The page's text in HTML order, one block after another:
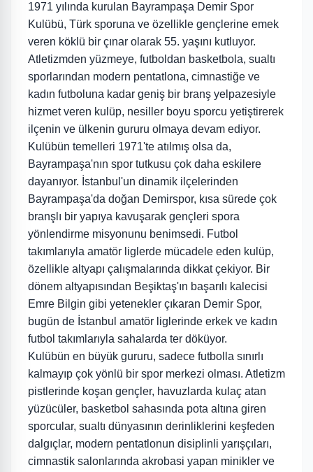
1971 yılında kurulan Bayrampaşa Demir Spor
Kulübü, Türk sporuna ve özellikle gençlerine emek
veren köklü bir çınar olarak 55. yaşını kutluyor.
Atletizmden yüzmeye, futboldan basketbola, sualtı
sporlarından modern pentatlona, cimnastiğe ve
kadın futboluna kadar geniş bir branş yelpazesiyle
hizmet veren kulüp, nesiller boyu sporcu yetiştirerek
ilçenin ve ülkenin gururu olmaya devam ediyor.
Kulübün temelleri 1971'te atılmış olsa da,
Bayrampaşa'nın spor tutkusu çok daha eskilere
dayanıyor. İstanbul'un dinamik ilçelerinden
Bayrampaşa'da doğan Demirspor, kısa sürede çok
branşlı bir yapıya kavuşarak gençleri spora
yönlendirme misyonunu benimsedi. Futbol
takımlarıyla amatör liglerde mücadele eden kulüp,
özellikle altyapı çalışmalarında dikkat çekiyor. Bir
dönem altyapısından Beşiktaş'ın başarılı kalecisi
Emre Bilgin gibi yetenekler çıkaran Demir Spor,
bugün de İstanbul amatör liglerinde erkek ve kadın
futbol takımlarıyla sahalarda ter döküyor.
Kulübün en büyük gururu, sadece futbolla sınırlı
kalmayıp çok yönlü bir spor merkezi olması. Atletizm
pistlerinde koşan gençler, havuzlarda kulaç atan
yüzücüler, basketbol sahasında pota altına giren
sporcular, sualtı dünyasının derinliklerini keşfeden
dalgıçlar, modern pentatlonun disiplinli yarışçıları,
cimnastik salonlarında akrobasi yapan minikler ve